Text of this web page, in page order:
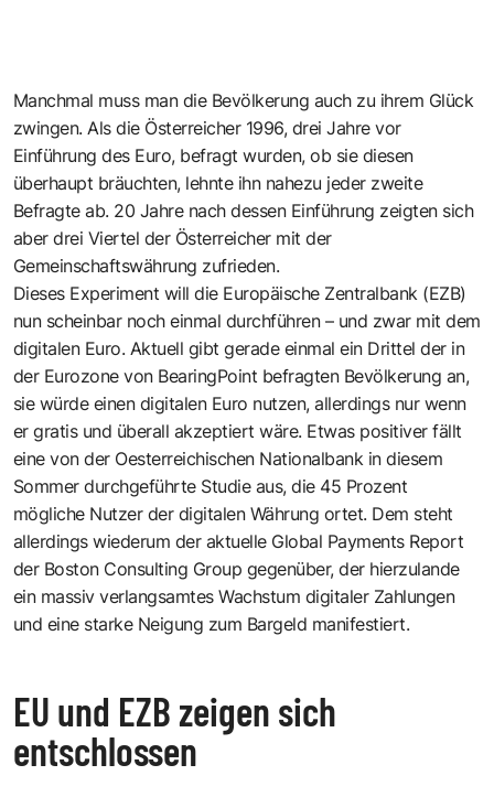
Manchmal muss man die Bevölkerung auch zu ihrem Glück
zwingen. Als die Österreicher 1996, drei Jahre vor
Einführung des Euro, befragt wurden, ob sie diesen
überhaupt bräuchten, lehnte ihn nahezu jeder zweite
Befragte ab. 20 Jahre nach dessen Einführung zeigten sich
aber drei Viertel der Österreicher mit der
Gemeinschaftswährung zufrieden.
Dieses Experiment will die Europäische Zentralbank (EZB)
nun scheinbar noch einmal durchführen – und zwar mit dem
digitalen Euro. Aktuell gibt gerade einmal ein Drittel der in
der Eurozone von BearingPoint befragten Bevölkerung an,
sie würde einen digitalen Euro nutzen, allerdings nur wenn
er gratis und überall akzeptiert wäre. Etwas positiver fällt
eine von der Oesterreichischen Nationalbank in diesem
Sommer durchgeführte Studie aus, die 45 Prozent
mögliche Nutzer der digitalen Währung ortet. Dem steht
allerdings wiederum der aktuelle Global Payments Report
der Boston Consulting Group gegenüber, der hierzulande
ein massiv verlangsamtes Wachstum digitaler Zahlungen
und eine starke Neigung zum Bargeld manifestiert.
EU und EZB zeigen sich
entschlossen